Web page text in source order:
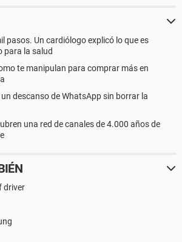
pasos. Un cardiólogo explicó lo que es
para la salud
te manipulan para comprar más en
descanso de WhatsApp sin borrar la
una red de canales de 4.000 años de
driver